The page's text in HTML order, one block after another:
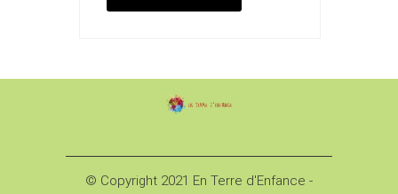
© Copyright 2021 En Terre d'Enfance -